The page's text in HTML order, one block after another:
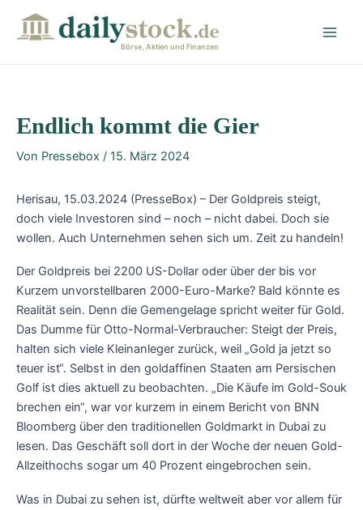
Börse, Aktien und Finanzen
Endlich kommt die Gier
Von Pressebox / 15. März 2024
Herisau, 15.03.2024 (PresseBox) – Der Goldpreis steigt,
doch viele Investoren sind – noch – nicht dabei. Doch sie
wollen. Auch Unternehmen sehen sich um. Zeit zu handeln!
Der Goldpreis bei 2200 US-Dollar oder über der bis vor
Kurzem unvorstellbaren 2000-Euro-Marke? Bald könnte es
Realität sein. Denn die Gemengelage spricht weiter für Gold.
Das Dumme für Otto-Normal-Verbraucher: Steigt der Preis,
halten sich viele Kleinanleger zurück, weil „Gold ja jetzt so
teuer ist“. Selbst in den goldaffinen Staaten am Persischen
Golf ist dies aktuell zu beobachten. „Die Käufe im Gold-Souk
brechen ein“, war vor kurzem in einem Bericht von BNN
Bloomberg über den traditionellen Goldmarkt in Dubai zu
lesen. Das Geschäft soll dort in der Woche der neuen Gold-
Allzeithochs sogar um 40 Prozent eingebrochen sein.
Was in Dubai zu sehen ist, dürfte weltweit aber vor allem für